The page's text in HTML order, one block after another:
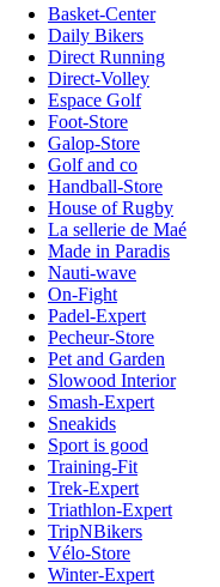
Basket-Center
Daily Bikers
Direct Running
Direct-Volley
Espace Golf
Foot-Store
Galop-Store
Golf and co
Handball-Store
House of Rugby
La sellerie de Maé
Made in Paradis
Nauti-wave
On-Fight
Padel-Expert
Pecheur-Store
Pet and Garden
Slowood Interior
Smash-Expert
Sneakids
Sport is good
Training-Fit
Trek-Expert
Triathlon-Expert
TripNBikers
Vélo-Store
Winter-Expert